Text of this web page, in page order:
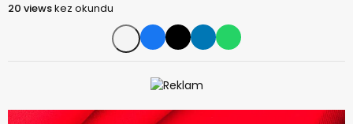
20 viewskez okundu